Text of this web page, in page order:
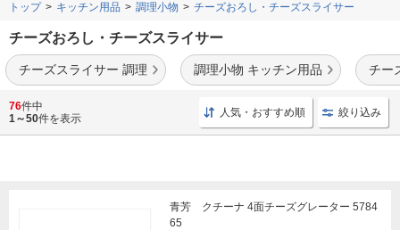
トップ キッチン用品 調理小物 チーズおろし・チーズスライサー
チーズおろし・チーズスライサー
チーズスライサー 調理 調理小物 キッチン用品 チー
ボスカや
などの人気メーカーのチーズおろし・チーズスライサーを豊富に
品揃え。
76件中
1～50件を表示 人気・おすすめ順 絞り込み
青芳 クチーナ 4面チーズグレーター 5784
65